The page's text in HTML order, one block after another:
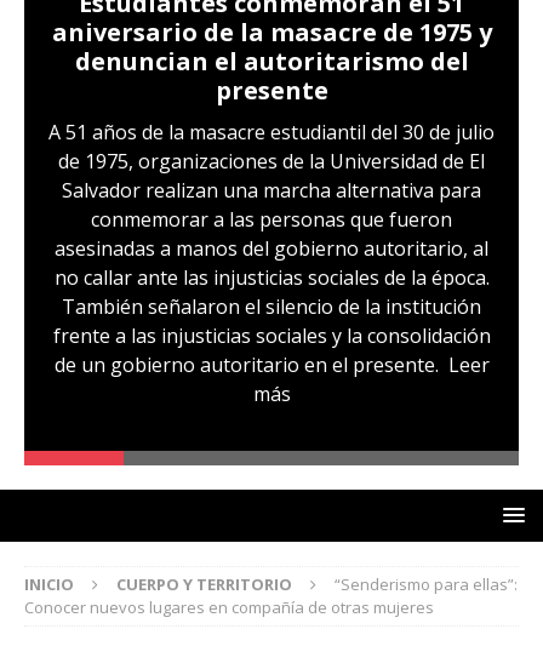
aniversario de la masacre de 1975 y
denuncian el autoritarismo del
presente
A 51 años de la masacre estudiantil del 30 de julio
de 1975, organizaciones de la Universidad de El
Salvador realizan una marcha alternativa para
conmemorar a las personas que fueron
asesinadas a manos del gobierno autoritario, al
no callar ante las injusticias sociales de la época.
También señalaron el silencio de la institución
frente a las injusticias sociales y la consolidación
de un gobierno autoritario en el presente. Leer
más
INICIO CUERPO Y TERRITORIO
“Senderismo para ellas”:
Conocer nuevos lugares en compañía de otras mujeres